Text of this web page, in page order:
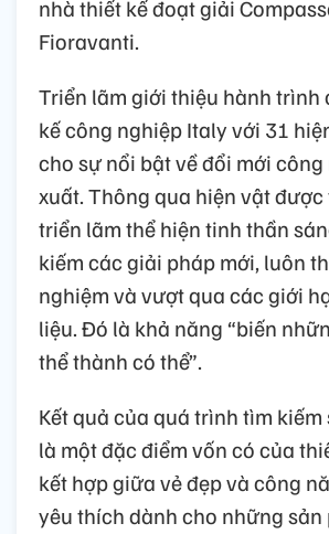
nhà thiết kế đoạt giải
Fioravanti.
Triển lãm giới thiệu hành trình
kế công nghiệp Italy với 31
cho sự nổi bật về đổi mới công
xuất. Thông qua hiện vật
triển lãm thể hiện tinh thần
kiếm các giải pháp mới, luôn
nghiệm và vượt qua các giới
liệu. Đó là khả năng “biến
thể thành có thể”.
Kết quả của quá trình tìm
là một đặc điểm vốn có của
kết hợp giữa vẻ đẹp và công
yêu thích dành cho những sản